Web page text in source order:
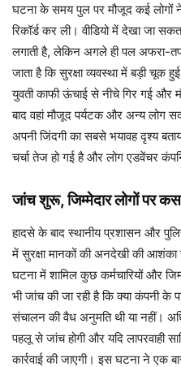
घटना के समय पुल पर मौजूद कई लोगों
रिकॉर्ड कर ली। वीडियो में देखा जा
लगाती है, लेकिन अगले ही पल अफरा-
जाता है कि सुरक्षा व्यवस्था में बड़ी चूक
युवती काफी ऊंचाई से नीचे गिर गई और
बाद वहां मौजूद पर्यटक और अन्य लोग
अपनी जिंदगी का सबसे भयावह दृश्य
चर्चा तेज हो गई है और लोग एडवेंचर
जांच शुरू, जिम्मेदार लोगों पर
हादसे के बाद स्थानीय प्रशासन और
में सुरक्षा मानकों की अनदेखी की आशंका
घटना में शामिल कुछ कर्मचारियों और
भी जांच की जा रही है कि क्या कंपनी के
संचालन की वैध अनुमति थी या नहीं।
पहलू से जांच होगी और यदि लापरवाही
कार्रवाई की जाएगी। इस घटना ने एक